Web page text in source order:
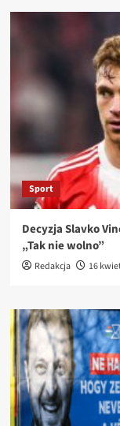
Sport
Decyzja Slavko
„Tak nie wolno”
Redakcja 16